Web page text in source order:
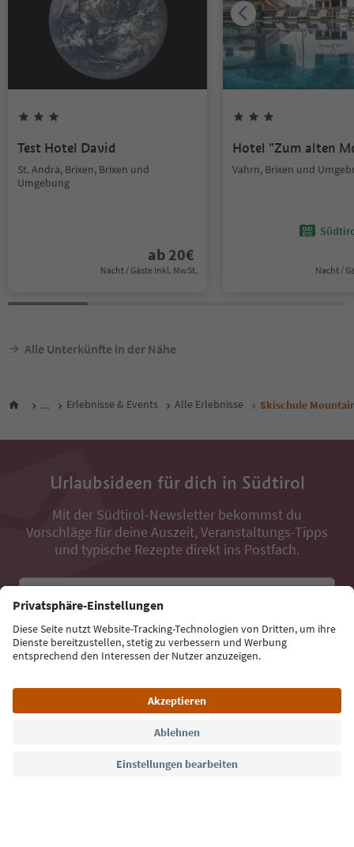
Test Hotel David
St. Andrä, Brixen, Brixen und
Umgebung
ab 20€
Nacht / Gäste Inkl. MwSt.
Hotel "Zum alten
Vahrn, Brixen und
Nacht /
Alle Unterkünfte in der Nähe
... Erlebnisse & Events Alle Erlebnisse Skischule
Urlaubsideen für dich in Südtirol
Mit der Südtirol-Newsletter bekommst du
Vorschläge für deine Auszeit, Veranstaltungs-Tipps
und typische Rezepte direkt ins Postfach.
Jetzt anmelden